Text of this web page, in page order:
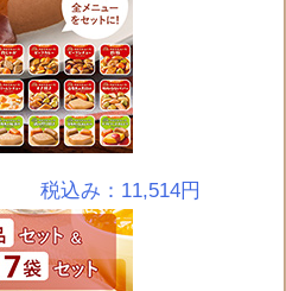
税込み：11,514円